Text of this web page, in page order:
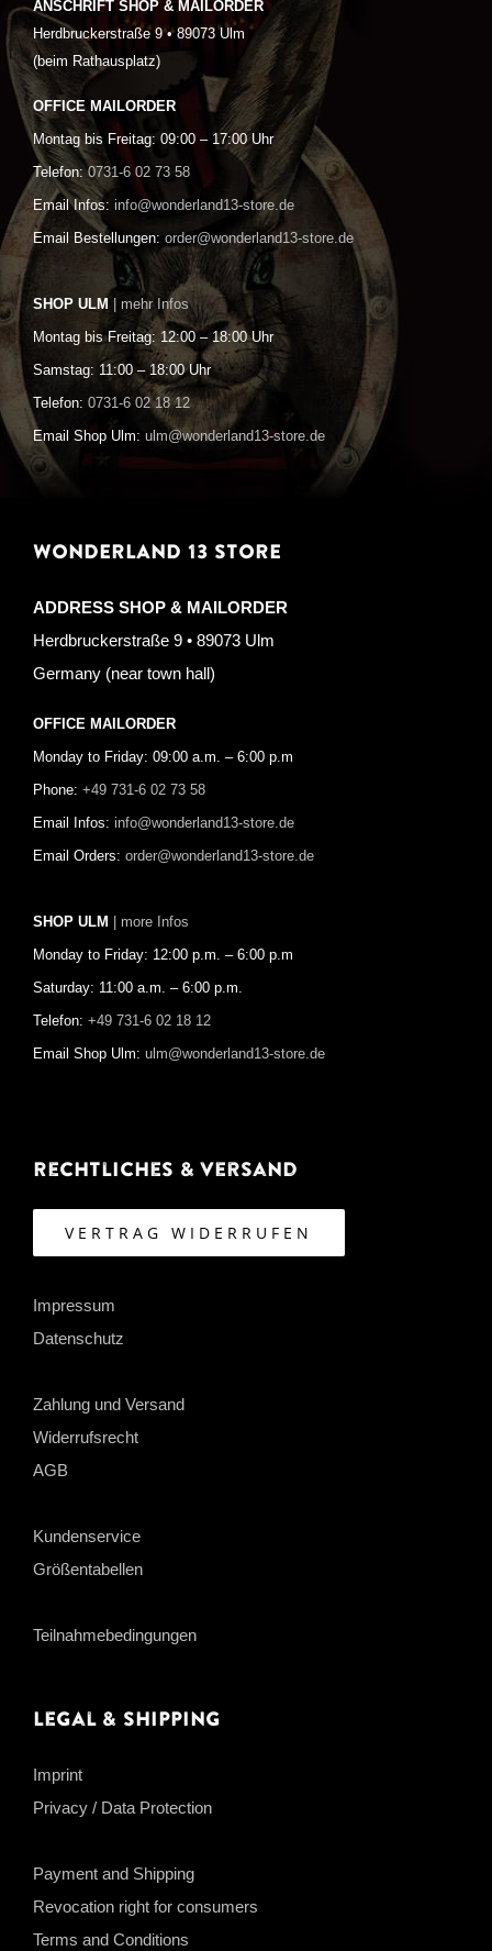
ANSCHRIFT SHOP & MAILORDER
Herdbruckerstraße 9 • 89073 Ulm
(beim Rathausplatz)
OFFICE MAILORDER
Montag bis Freitag: 09:00 – 17:00 Uhr
Telefon: 0731-6 02 73 58
Email Infos: info@wonderland13-store.de
Email Bestellungen: order@wonderland13-store.de
SHOP ULM | mehr Infos
Montag bis Freitag: 12:00 – 18:00 Uhr
Samstag: 11:00 – 18:00 Uhr
Telefon: 0731-6 02 18 12
Email Shop Ulm: ulm@wonderland13-store.de
WONDERLAND 13 STORE
ADDRESS SHOP & MAILORDER
Herdbruckerstraße 9 • 89073 Ulm
Germany (near town hall)
OFFICE MAILORDER
Monday to Friday: 09:00 a.m. – 6:00 p.m
Phone: +49 731-6 02 73 58
Email Infos: info@wonderland13-store.de
Email Orders: order@wonderland13-store.de
SHOP ULM | more Infos
Monday to Friday: 12:00 p.m. – 6:00 p.m
Saturday: 11:00 a.m. – 6:00 p.m.
Telefon: +49 731-6 02 18 12
Email Shop Ulm: ulm@wonderland13-store.de
Rechtliches & Versand
VERTRAG WIDERRUFEN
Impressum
Datenschutz
Zahlung und Versand
Widerrufsrecht
AGB
Kundenservice
Größentabellen
Teilnahmebedingungen
Legal & Shipping
Imprint
Privacy / Data Protection
Payment and Shipping
Revocation right for consumers
Terms and Conditions